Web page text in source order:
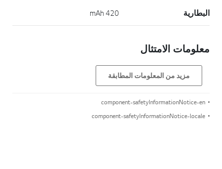
البطارية 420 mAh
معلومات الامتثال
مزيد من المعلومات المطابقة
component-safetyInformationNotice-en
component-safetyInformationNotice-locale